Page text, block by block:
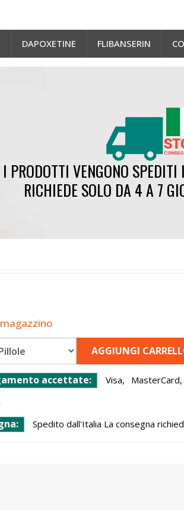
DAPOXETINE FLIBANSERIN
PRODOTTI VENGONO
RICHIEDE SOLO DA 4 A 7
AGGIUNGI
accettate: Visa, MasterCard,
Spedito dall'Italia La consegna